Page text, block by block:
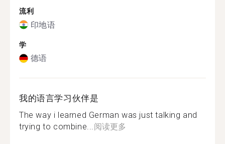
流利
印地语
学
德语
我的语言学习伙伴是
The way i learned German was just talking and
trying to combine...阅读更多